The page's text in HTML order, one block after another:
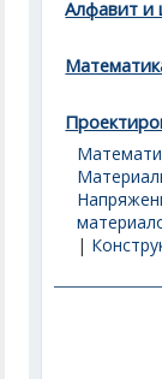
Алфавит
|